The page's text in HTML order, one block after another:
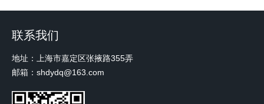
联系我们
地址：上海市嘉定区张掖路355弄
邮箱：shdydq@163.com